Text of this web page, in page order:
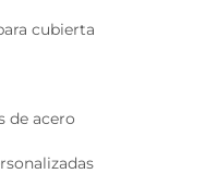
cubierta
de acero